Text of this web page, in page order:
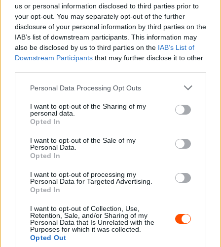
us or personal information disclosed to third parties prior to
your opt-out. You may separately opt-out of the further
disclosure of your personal information by third parties on the
IAB’s list of downstream participants. This information may
also be disclosed by us to third parties on the IAB’s List of
Downstream Participants that may further disclose it to other
Please note that this website/app uses one or more Google
not limited to your visit or usage behaviour. You may click to
grant or deny consent to Google and its third-party tags to
use your data for below specified purposes in below Google
consent section.
Personal Data Processing Opt Outs
I want to opt-out of the Sharing of my
personal data.
Opted In
I want to opt-out of the Sale of my
Personal Data.
Opted In
I want to opt-out of processing my
Personal Data for Targeted Advertising.
Opted In
I want to opt-out of Collection, Use,
Retention, Sale, and/or Sharing of my
Personal Data that Is Unrelated with the
Purposes for which it was collected.
Opted Out
Az 1962-es Belga Nagydíjon
Rodríguez magánál volt, amikor hívták a mentőket, de
még a kórházba érés előtt belehalt a sérüléseibe, amivel
legfiatalabb korban elhunyt Forma-1-es pilótája, és a mai
napis is az. Bátyja a történtek után visszalépett a
versenytől, amelyet Jim Clark nyert meg, miután menet